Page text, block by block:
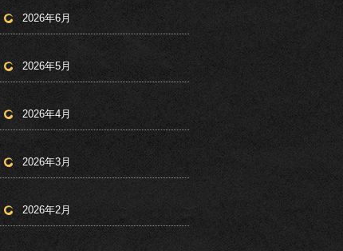
2026年6月
2026年5月
2026年4月
2026年3月
2026年2月